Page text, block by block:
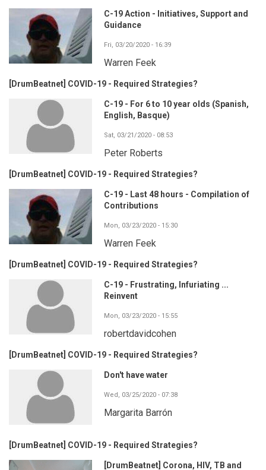
C-19 Action - Initiatives, Support and
Guidance
Fri, 03/20/2020 - 16:39
Warren Feek
[DrumBeatnet] COVID-19 - Required Strategies?
C-19 - For 6 to 10 year olds (Spanish,
English, Basque)
Sat, 03/21/2020 - 08:53
Peter Roberts
[DrumBeatnet] COVID-19 - Required Strategies?
C-19 - Last 48 hours - Compilation of
Contributions
Mon, 03/23/2020 - 15:30
Warren Feek
[DrumBeatnet] COVID-19 - Required Strategies?
C-19 - Frustrating, Infuriating ...
Reinvent
Mon, 03/23/2020 - 15:55
robertdavidcohen
[DrumBeatnet] COVID-19 - Required Strategies?
Don't have water
Wed, 03/25/2020 - 07:38
Margarita Barrón
[DrumBeatnet] COVID-19 - Required Strategies?
[DrumBeatnet] Corona, HIV, TB and